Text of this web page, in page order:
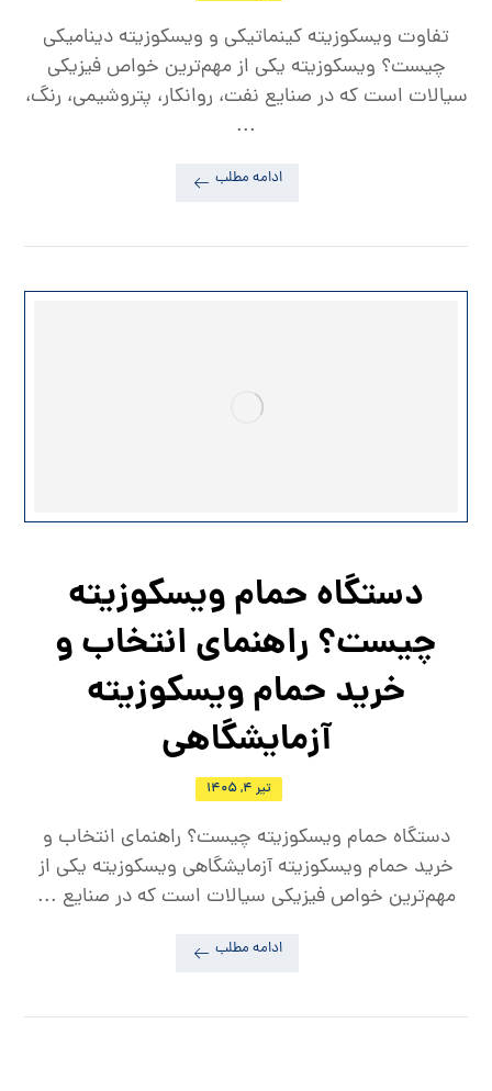
تفاوت ویسکوزیته کینماتیکی و ویسکوزیته دینامیکی
چیست؟ ویسکوزیته یکی از مهم‌ترین خواص فیزیکی
سیالات است که در صنایع نفت، روانکار، پتروشیمی، رنگ،
...
ادامه مطلب
دستگاه حمام ویسکوزیته
چیست؟ راهنمای انتخاب و
خرید حمام ویسکوزیته
آزمایشگاهی
تیر ۴, ۱۴۰۵
دستگاه حمام ویسکوزیته چیست؟ راهنمای انتخاب و
خرید حمام ویسکوزیته آزمایشگاهی ویسکوزیته یکی از
مهم‌ترین خواص فیزیکی سیالات است که در صنایع ...
ادامه مطلب